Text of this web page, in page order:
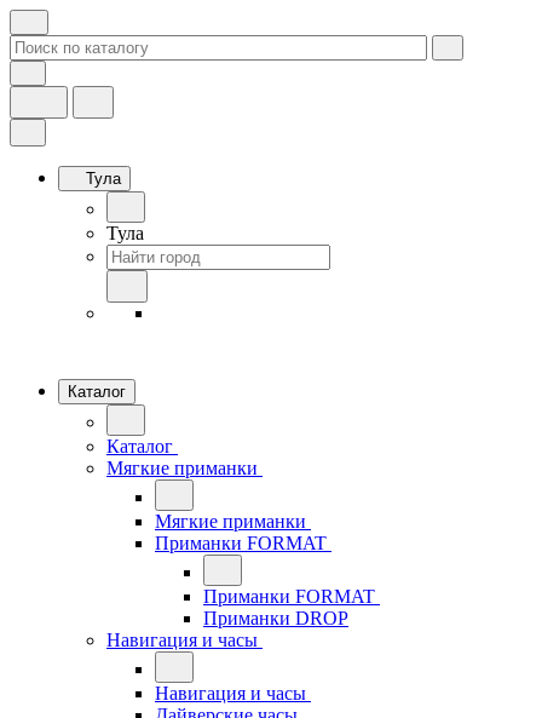
Тула
Тула
Каталог
Каталог
Мягкие приманки
Мягкие приманки
Приманки FORMAT
Приманки FORMAT
Приманки DROP
Навигация и часы
Навигация и часы